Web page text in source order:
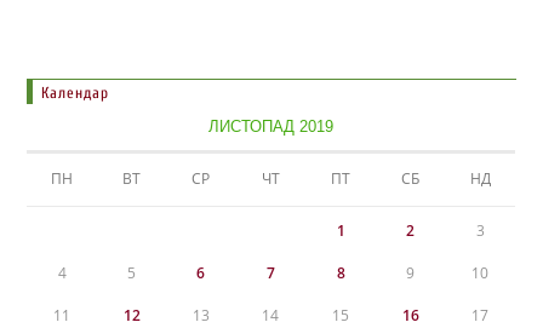
Календар
ЛИСТОПАД 2019
ПН ВТ СР ЧТ ПТ СБ НД
1 2 3
4 5 6 7 8 9 10
11 12 13 14 15 16 17